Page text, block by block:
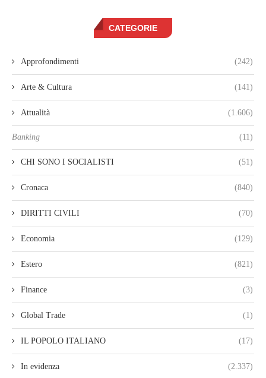
CATEGORIE
Approfondimenti (242)
Arte & Cultura (141)
Attualità (1.606)
Banking (11)
CHI SONO I SOCIALISTI (51)
Cronaca (840)
DIRITTI CIVILI (70)
Economia (129)
Estero (821)
Finance (3)
Global Trade (1)
IL POPOLO ITALIANO (17)
In evidenza (2.337)